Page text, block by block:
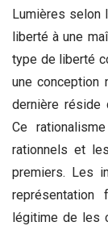
Lumières selon
liberté à une
type de liberté
une conception
dernière réside
Ce
rationnels et
premiers. Les
légitime de les